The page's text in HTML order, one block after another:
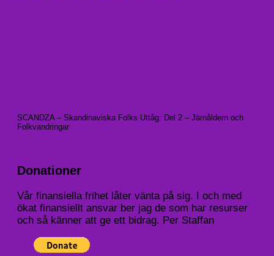
SCANDZA – Skandinaviska Folks Uttåg: Del 2 – Järnåldern och
Folkvandringar
Donationer
Vår finansiella frihet låter vänta på sig. I och med
ökat finansiellt ansvar ber jag de som har resurser
och så känner att ge ett bidrag. Per Staffan